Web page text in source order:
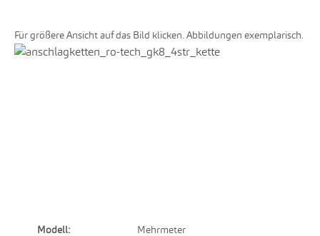
Für größere Ansicht auf das Bild klicken. Abbildungen exemplarisch.
Bildergalerie überspringen
Modell:
Mehrmeter